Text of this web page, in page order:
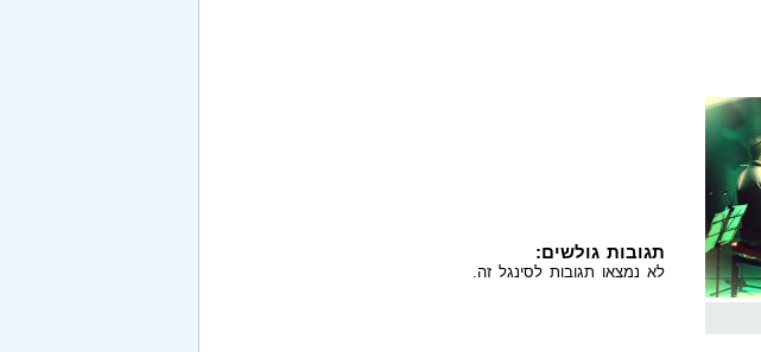
תגובות גולשים:
לא נמצאו תגובות לסינגל זה.